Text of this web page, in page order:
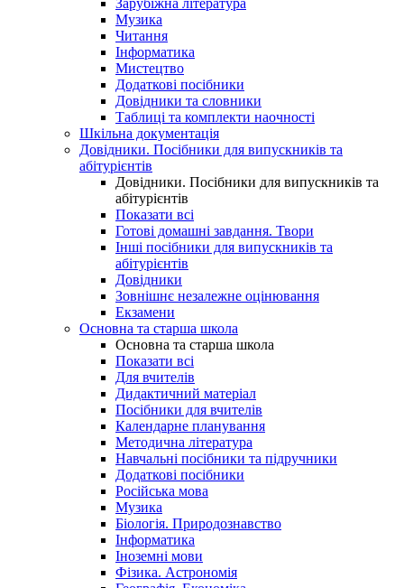
Зарубіжна література
Музика
Читання
Інформатика
Мистецтво
Додаткові посібники
Довідники та словники
Таблиці та комплекти наочності
Шкільна документація
Довідники. Посібники для випускників та
абітурієнтів
Довідники. Посібники для випускників та
абітурієнтів
Показати всі
Готові домашні завдання. Твори
Інші посібники для випускників та
абітурієнтів
Довідники
Зовнішнє незалежне оцінювання
Екзамени
Основна та старша школа
Основна та старша школа
Показати всі
Для вчителів
Дидактичний матеріал
Посібники для вчителів
Календарне планування
Методична література
Навчальні посібники та підручники
Додаткові посібники
Російська мова
Музика
Біологія. Природознавство
Інформатика
Іноземні мови
Фізика. Астрономія